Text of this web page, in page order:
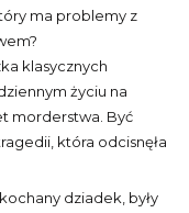
ma problemy z
klasycznych
życiu na
morderstwa. Być
która odcisnęła
dziadek, były